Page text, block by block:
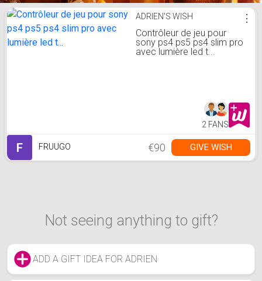
adrien's Holidays ListADRIEN'S WISH
Contrôleur de jeu pour
sony ps4 ps5 ps4 slim pro
avec lumière led t...
⋮
2 FANS
F FRUUGO €90 GIVE WISH
Not seeing anything to gift?
ADD A GIFT IDEA FOR ADRIEN